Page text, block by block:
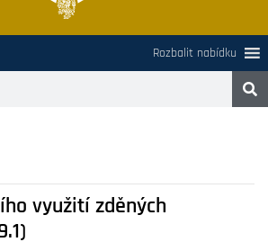
Rozbalit nabídku
využití zděných